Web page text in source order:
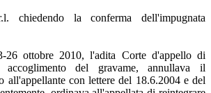
chiedendo la conferma dell'impugnata
26 ottobre 2010, l'adita Corte d'appello di
del gravame, annullava il
all'appellante con lettere del 18.6.2004 e del